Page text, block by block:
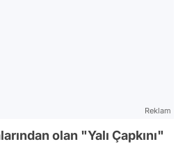
Reklam
olan "Yalı Çapkını"